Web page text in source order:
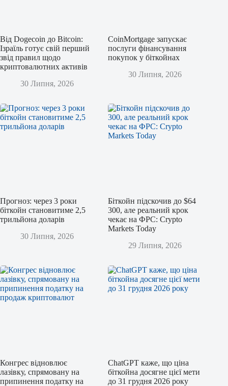
Від Dogecoin до Bitcoin:
Ізраїль готує свій перший
звід правил щодо
криптовалютних активів
30 Липня, 2026
CoinMortgage запускає
послуги фінансування
покупок у біткойнах
30 Липня, 2026
Прогноз: через 3 роки
біткойн становитиме 2,5
трильйона доларів
30 Липня, 2026
Біткойн підскочив до $64
300, але реальний крок
чекає на ФРС: Crypto
Markets Today
29 Липня, 2026
Конгрес відновлює
лазівку, спрямовану на
припинення податку на
ChatGPT каже, що ціна
біткойна досягне цієї мети
до 31 грудня 2026 року